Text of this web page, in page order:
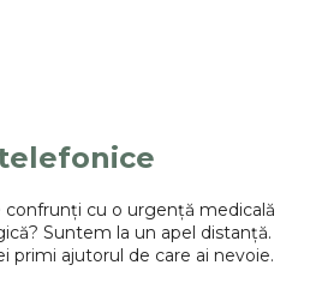
confrunți cu o urgență medicală
Suntem la un apel distanță.
primi ajutorul de care ai nevoie.